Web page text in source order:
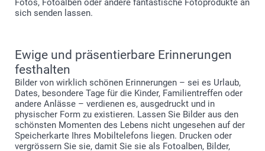
Fotos, Fotoalben oder andere fantastische Fotoprodukte an
sich senden lassen.
Ewige und präsentierbare Erinnerungen
festhalten
Bilder von wirklich schönen Erinnerungen – sei es Urlaub,
Dates, besondere Tage für die Kinder, Familientreffen oder
andere Anlässe – verdienen es, ausgedruckt und in
physischer Form zu existieren. Lassen Sie Bilder aus den
schönsten Momenten des Lebens nicht ungesehen auf der
Speicherkarte Ihres Mobiltelefons liegen. Drucken oder
vergrössern Sie sie, damit Sie sie als Fotoalben, Bilder,